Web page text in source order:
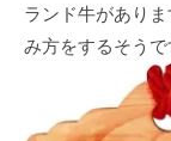
ランド牛があり
み方をするそうで